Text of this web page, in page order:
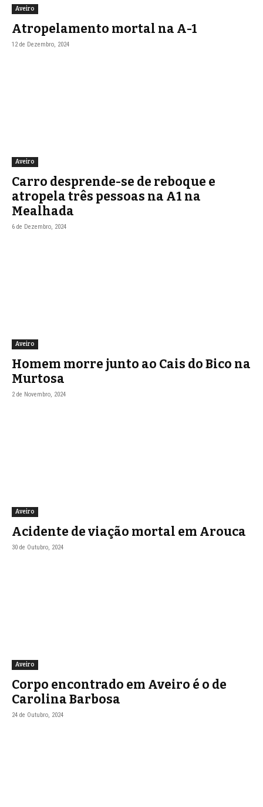
Aveiro
Atropelamento mortal na A-1
12 de Dezembro, 2024
Aveiro
Carro desprende-se de reboque e
atropela três pessoas na A1 na
Mealhada
6 de Dezembro, 2024
Aveiro
Homem morre junto ao Cais do Bico na
Murtosa
2 de Novembro, 2024
Aveiro
Acidente de viação mortal em Arouca
30 de Outubro, 2024
Aveiro
Corpo encontrado em Aveiro é o de
Carolina Barbosa
24 de Outubro, 2024